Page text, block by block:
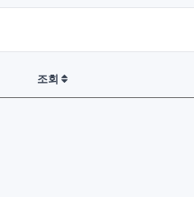
조회